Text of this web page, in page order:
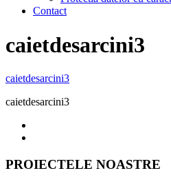
Contact
caietdesarcini3
caietdesarcini3
caietdesarcini3
PROIECTELE NOASTRE